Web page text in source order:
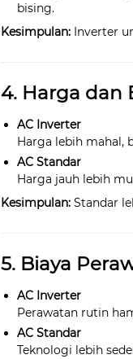
bising.
Kesimpulan: Inverter
4. Harga dan
AC Inverter
Harga lebih mahal,
AC Standar
Harga jauh lebih
Kesimpulan: Standar
5. Biaya
AC Inverter
Perawatan rutin
AC Standar
Teknologi lebih